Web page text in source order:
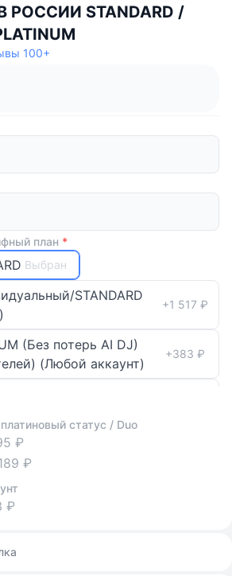
РОССИИ STANDARD /
100+
план *
Выбран
STANDARD
+1 517 ₽
(Без потерь AI DJ)
(Любой аккаунт)
+383 ₽
(Без потерь AI DJ)
(Любой
STANDARD
добавить
аккаунт)
статус / Duo
₽
₽
₽